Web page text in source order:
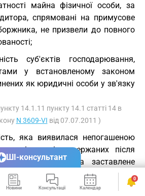
майна фізичної особи, за
спрямовані на примусове
не призвели до повного
суб'єктів господарювання,
у встановленому законом
як юридичні особи у зв'язку
14.1.11 пункту 14.1 статті 14 в
N 3609-VI від 07.07.2011 )
яка виявилася непогашеною
коштів, одержаних після
стягнення на заставлене
до закону та договору, за умови,
щодо примусового стягнення
Новини Консультації Календар Сервіси
0
ШІ-консультант